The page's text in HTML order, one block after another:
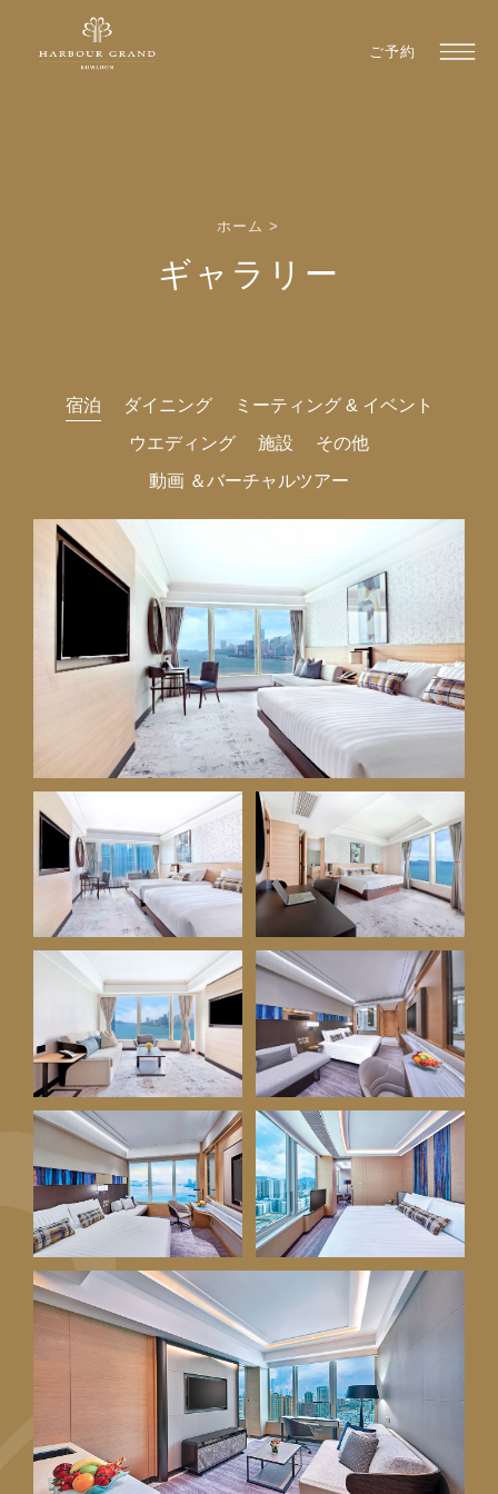
ご予約
ホーム >
ギャラリー
宿泊 ダイニング
ミーティング & イベント
ウエディング
施設
その他
動画 ＆バーチャルツアー